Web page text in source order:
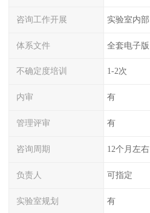
咨询工作开展 实验室内部
体系文件 全套电子版
不确定度培训 1-2次
内审 有
管理评审 有
咨询周期 12个月左右
负责人 可指定
实验室规划 有